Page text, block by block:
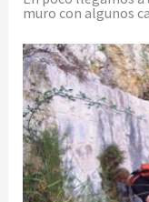
muro con algunos